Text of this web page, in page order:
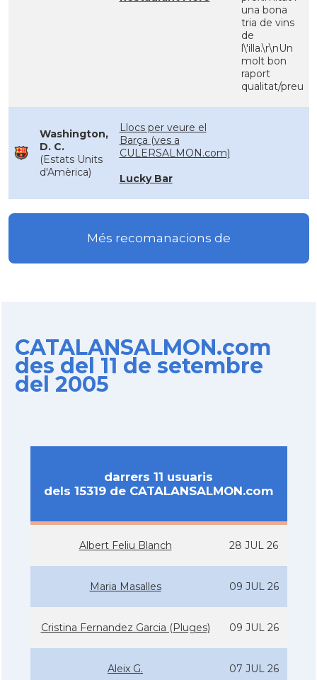
una bona
tria de vins
de
l\'illa.\r\nUn
molt bon
raport
qualitat/preu
Washington,
D. C.
(Estats Units
d'Amèrica)
Llocs per veure el
Barça (ves a
CULERSALMON.com)
Lucky Bar
Més recomanacions de
CATALANSALMON.com
des del 11 de setembre
del 2005
darrers 11 usuaris
dels 15319 de CATALANSALMON.com
Albert Feliu Blanch 28 JUL 26
Maria Masalles 09 JUL 26
Cristina Fernandez Garcia (Pluges) 09 JUL 26
Aleix G. 07 JUL 26